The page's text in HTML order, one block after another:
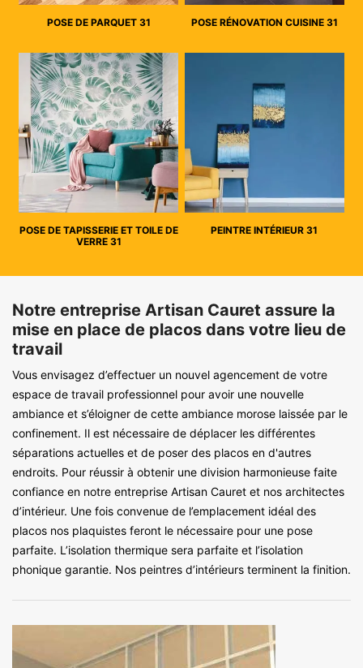
POSE DE PARQUET 31 POSE RÉNOVATION CUISINE 31
POSE DE TAPISSERIE ET TOILE DE
VERRE 31
PEINTRE INTÉRIEUR 31
Notre entreprise Artisan Cauret assure la
mise en place de placos dans votre lieu de
travail
Vous envisagez d’effectuer un nouvel agencement de votre
espace de travail professionnel pour avoir une nouvelle
ambiance et s’éloigner de cette ambiance morose laissée par le
confinement. Il est nécessaire de déplacer les différentes
séparations actuelles et de poser des placos en d'autres
endroits. Pour réussir à obtenir une division harmonieuse faite
confiance en notre entreprise Artisan Cauret et nos architectes
d’intérieur. Une fois convenue de l’emplacement idéal des
placos nos plaquistes feront le nécessaire pour une pose
parfaite. L’isolation thermique sera parfaite et l’isolation
phonique garantie. Nos peintres d’intérieurs terminent la finition.